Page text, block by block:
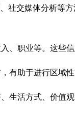
社交媒体分析等
、职业等。这些
有助于进行区域
生活方式、价值